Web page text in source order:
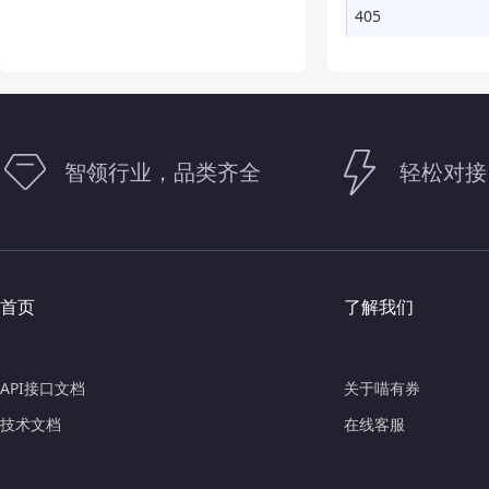
405
智领行业，品类齐全 轻松对
首页
API接口文档
技术文档
了解我们
关于喵有券
在线客服